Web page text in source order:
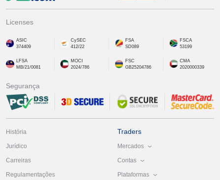
Licenses
ASIC
374409
CySEC
412/22
FSA
SD089
FSCA
53199
LFSA
MB/21/0081
MOCI
2024/786
FSC
GB25204786
CMA
2020000339
Segurança
História
Jurídico
Carreiras
Regulamentações
Traders
Mercados
Contas
Plataformas